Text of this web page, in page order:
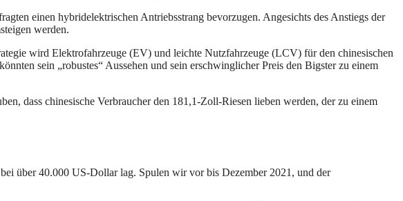
einen hybridelektrischen Antriebsstrang bevorzugen. Angesichts des Anstiegs der
werden.
wird Elektrofahrzeuge (EV) und leichte Nutzfahrzeuge (LCV) für den chinesischen
sein „robustes“ Aussehen und sein erschwinglicher Preis den Bigster zu einem
dass chinesische Verbraucher den 181,1-Zoll-Riesen lieben werden, der zu einem
über 40.000 US-Dollar lag. Spulen wir vor bis Dezember 2021, und der